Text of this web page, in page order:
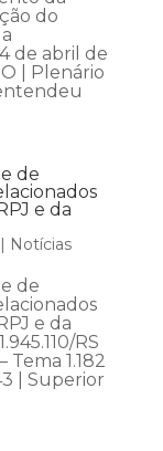
do
de abril de
| Plenário
de
e da
| Notícias
de
e da
RS
Tema 1.182
| Superior